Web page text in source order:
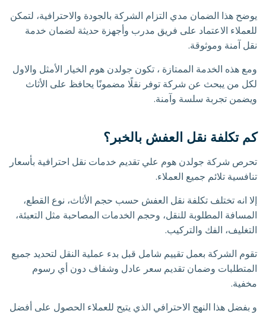
يوضح هذا الضمان مدي التزام الشركة بالجودة والاحترافية، لتمكن
للعملاء الاعتماد على فريق مدرب وأجهزة حديثة لضمان خدمة
نقل آمنة وموثوقة.
ومع هذه الخدمة الممتازة ، تكون جولدن هوم الخيار الأمثل والاول
لكل من يبحث عن شركة توفر نقلًا مضمونًا يحافظ على الأثاث
ويضمن تجربة سلسة وآمنة.
كم تكلفة نقل العفش بالخبر؟
تحرص شركة جولدن هوم علي تقديم خدمات نقل احترافية بأسعار
تنافسية تلائم جميع العملاء.
إلا انه تختلف تكلفة نقل العفش حسب حجم الأثاث، نوع القطع،
المسافة المطلوبة للنقل، وحجم الخدمات المصاحبة مثل التعبئة،
التغليف، الفك والتركيب.
تقوم الشركة بعمل تقييم شامل قبل بدء عملية النقل لتحديد جميع
المتطلبات وضمان تقديم سعر عادل وشفاف دون أي رسوم
مخفية.
و بفضل هذا النهج الاحترافي الذي يتيح للعملاء الحصول على أفضل